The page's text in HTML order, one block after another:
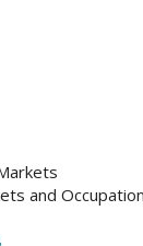
and